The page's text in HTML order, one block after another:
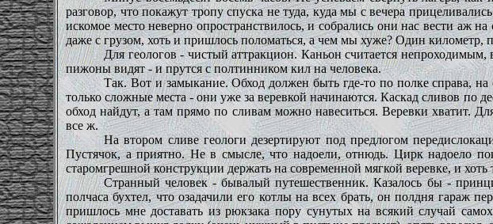
разговор, что покажут тропу спуска не туда, куда мы с вечера
искомое место неверно опространствилось, и собрались они нас вести аж
даже с грузом, хоть и пришлось поломаться, а чем мы хуже? Один километр,
Для геологов - чистый аттракцион. Каньон считается
пижоны видят - и прутся с полтинником кил на человека.
Так. Вот и замыкание. Обход должен быть где-то по полке справа,
только сложные места - они уже за веревкой начинаются. Каскад сливов по
обход найдут, а там прямо по сливам можно навеситься. Веревки хватит.
все ж.
На втором сливе геологи дезертируют под предлогом
Пустячок, а приятно. Не в смысле, что надоели, отнюдь. Цирк надоело
старомгрешной конструкции держать на современной мягкой веревке, и
Странный человек - бывалый путешественник. Казалось бы -
полчаса бухтел, что озадачили его котлы на всех брать, он полдня гараж
пришлось мне доставать из рюкзака пору сунутых на всякий случай